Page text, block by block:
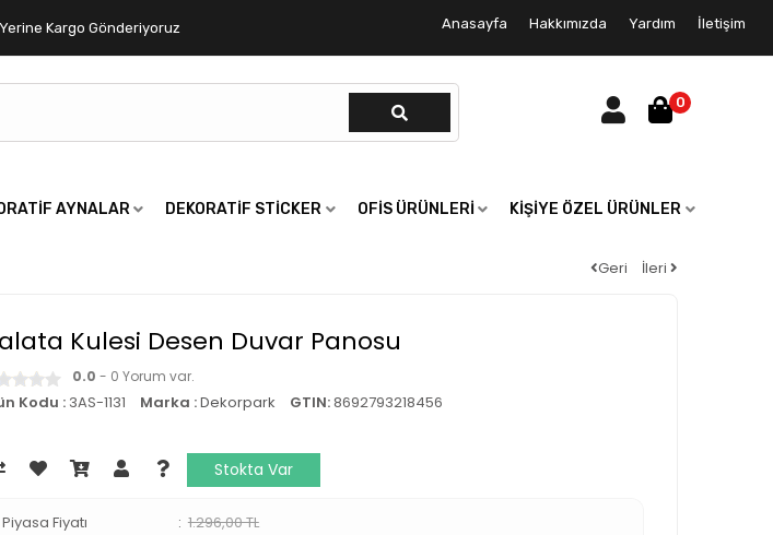
Kargo Gönderiyoruz Anasayfa Hakkımızda Yardım İletişim
0
AYNALAR DEKORATIF STICKER OFIS ÜRÜNLERI KIŞIYE ÖZEL ÜRÜNLER
Geri İleri
Kulesi Desen Duvar Panosu
0.0 - 0 Yorum var.
Kodu : 3AS-1131 Marka :Dekorpark GTIN:8692793218456
Stokta Var
Piyasa Fiyatı 1.296,00 TL